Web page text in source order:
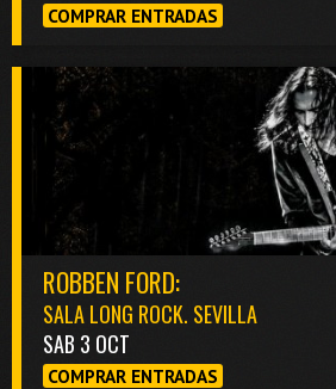
COMPRAR ENTRADAS
ROBBEN FORD:
SALA LONG ROCK. SEVILLA
SAB 3 OCT
COMPRAR ENTRADAS